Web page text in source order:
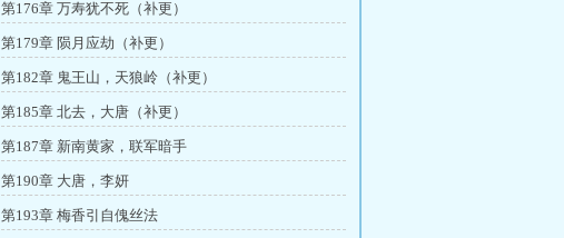
第176章 万寿犹不死（补更）
第179章 陨月应劫（补更）
第182章 鬼王山，天狼岭（补更）
第185章 北去，大唐（补更）
第187章 新南黄家，联军暗手
第190章 大唐，李妍
第193章 梅香引自傀丝法